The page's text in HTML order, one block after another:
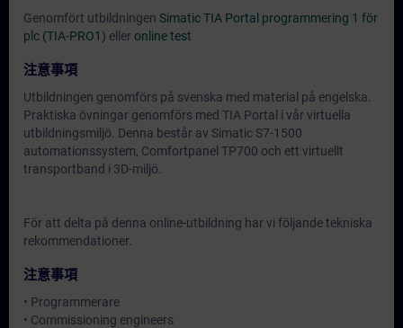
Genomfört utbildningen Simatic TIA Portal programmering 1 för
plc (TIA-PRO1) elleronline test
注意事項
Utbildningen genomförs på svenska med material på engelska.
Praktiska övningar genomförs med TIA Portal i vår virtuella
utbildningsmiljö. Denna består av Simatic S7-1500
automationssystem, Comfortpanel TP700 och ett virtuellt
transportband i 3D-miljö.
För att delta på denna online-utbildning har vi följandetekniska
rekommendationer.
注意事項
• Programmerare
• Commissioning engineers